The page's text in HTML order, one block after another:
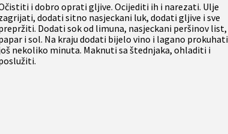
ŠIBENSKO-KNINSKA ŽUPANIJA
SPLITSKO-DALMATINSKA ŽUPANIJA
DUBROVAČKO-NERETVANSKA ŽUPANIJA
i dobro oprati gljive. Ocijediti ih i narezati. Ulje
dodati sitno nasjeckani luk, dodati gljive i sve
Dodati sok od limuna, nasjeckani peršinov list,
i sol. Na kraju dodati bijelo vino i lagano prokuhati
nekoliko minuta. Maknuti sa štednjaka, ohladiti i